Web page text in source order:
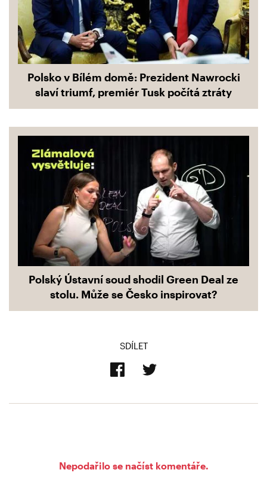
Polsko v Bílém domě: Prezident Nawrocki
slaví triumf, premiér Tusk počítá ztráty
Polský Ústavní soud shodil Green Deal ze
stolu. Může se Česko inspirovat?
SDÍLET
Nepodařilo se načíst komentáře.